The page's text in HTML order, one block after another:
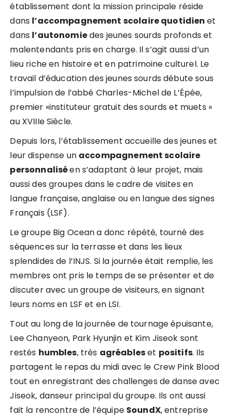
établissement dont la mission principale réside
dans l’accompagnement scolaire quotidien et
dans l’autonomiedes jeunes sourds profonds et
malentendants pris en charge. Il s’agit aussi d’un
lieu riche en histoire et en patrimoine culturel. Le
travail d’éducation des jeunes sourds débute sous
l’impulsion de l’abbé Charles-Michel de L’Épée,
premier «instituteur gratuit des sourds et muets »
au XVIIIe Siècle.
Depuis lors, l’établissement accueille des jeunes et
leur dispense un accompagnement scolaire
personnaliséen s’adaptant à leur projet, mais
aussi des groupes dans le cadre de visites en
langue française, anglaise ou en langue des signes
Français (LSF).
Le groupe Big Ocean a donc répété, tourné des
séquences sur la terrasse et dans les lieux
splendides de l’INJS. Si la journée était remplie, les
membres ont pris le temps de se présenter et de
discuter avec un groupe de visiteurs, en signant
leurs noms en LSF et en LSI.
Tout au long de la journée de tournage épuisante,
Lee Chanyeon, Park Hyunjin et Kim Jiseok sont
restés humbles, très agréableset positifs. Ils
partagent le repas du midi avec le Crew Pink Blood
tout en enregistrant des challenges de danse avec
Jiseok, danseur principal du groupe. Ils ont aussi
fait la rencontre de l’équipe SoundX, entreprise